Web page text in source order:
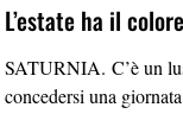
L’estate ha il
SATURNIA. C’è un
concedersi una